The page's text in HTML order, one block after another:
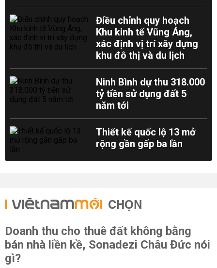
Điều chỉnh quy hoạch
Khu kinh tế Vũng Áng,
xác định vị trí xây dựng
khu đô thị và du lịch
Ninh Bình dự thu 318.000
tỷ tiền sử dụng đất 5
năm tới
Thiết kế quốc lộ 13 mở
rộng gần gấp ba lần
CHỌN
Doanh thu cho thuê đất không bằng
bán nhà liền kề, Sonadezi Châu Đức nói
gì?